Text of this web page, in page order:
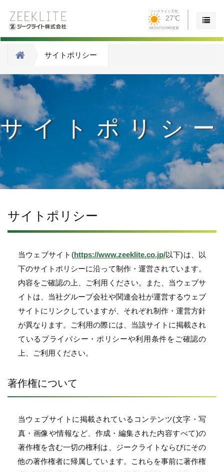
ジークライト天気
27℃
08月07日09時更新
サイトポリシー
サイトポリシー
サイトポリシー
当ウェブサイト(https://www.zeeklite.co.jp/以下)は、以
下のサイトポリシーに沿って制作・運営されています。
内容をご確認の上、ご利用ください。また、当ウェブサ
イトは、当社グループ会社や関連会社が運営するウェブ
サイトにリンクしていますが、それぞれ制作・運営方針
が異なります。ご利用の際には、当該サイトに掲載され
ているプライバシー・ポリシーや利用条件をご確認の
上、ご利用ください。
著作権について
当ウェブサイトに掲載されているコンテンツ(文字・写
真・画像や情報など、作成・編集された内容すべて)の
著作権を含む一切の権利は、ジークライトならびにその
他の著作権者に帰属しています。これらを事前に著作権